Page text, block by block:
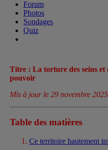
Forum
Photos
Sondages
Quiz
Titre : La torture des seins et
pouvoir
Mis à jour le 29 novembre 2025
Table des matières
Ce territoire hautement